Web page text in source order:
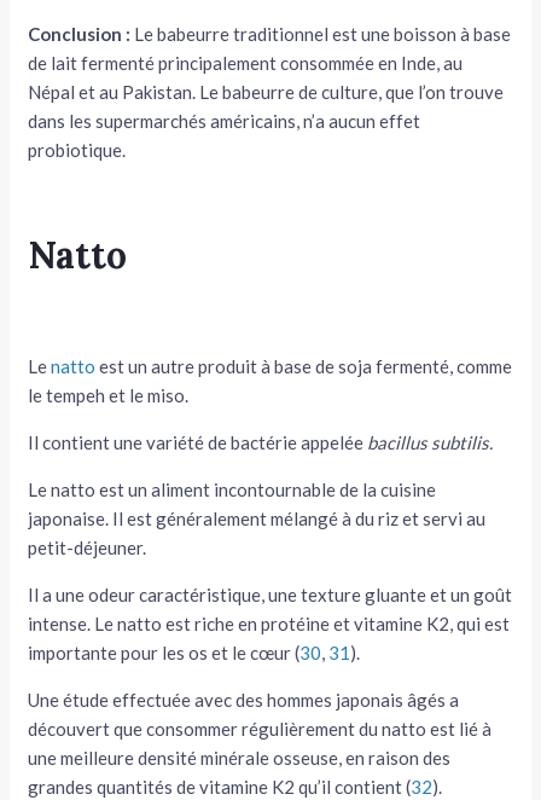
Conclusion : Le babeurre traditionnel est une boisson à base
de lait fermenté principalement consommée en Inde, au
Népal et au Pakistan. Le babeurre de culture, que l’on trouve
dans les supermarchés américains, n’a aucun effet
probiotique.
Natto
Lenatto est un autre produit à base de soja fermenté, comme
le tempeh et le miso.
Il contient une variété de bactérie appelée bacillus subtilis.
Le natto est un aliment incontournable de la cuisine
japonaise. Il est généralement mélangé à du riz et servi au
petit-déjeuner.
Il a une odeur caractéristique, une texture gluante et un goût
intense. Le natto est riche en protéine et vitamine K2, qui est
importante pour les os et le cœur (30, 31).
Une étude effectuée avec des hommes japonais âgés a
découvert que consommer régulièrement du natto est lié à
une meilleure densité minérale osseuse, en raison des
grandes quantités de vitamine K2 qu’il contient (32).